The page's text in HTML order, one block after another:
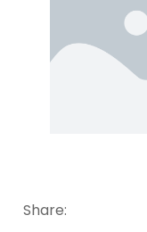
Share: